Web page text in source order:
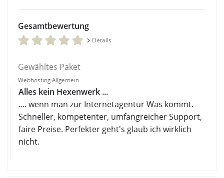
Gesamtbewertung
Details
Gewähltes Paket
Webhosting Allgemein
Alles kein Hexenwerk ...
.... wenn man zur Internetagentur Was kommt.
Schneller, kompetenter, umfangreicher Support,
faire Preise. Perfekter geht's glaub ich wirklich
nicht.